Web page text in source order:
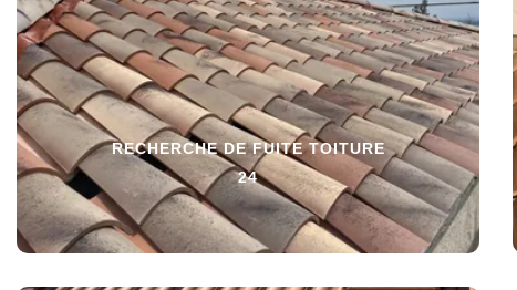
RECHERCHE DE FUITE TOITURE
24